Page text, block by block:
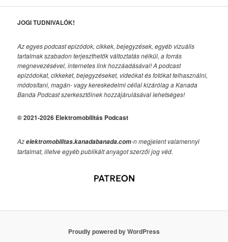
JOGI TUDNIVALÓK!
Az egyes podcast epizódok, cikkek, bejegyzések, egyéb vizuális
tartalmak szabadon terjeszthetők változtatás nélkül, a forrás
megnevezésével, internetes link hozzáadásával!A podcast
epizódokat, cikkeket, bejegyzéseket, videókat és fotókat felhasználni,
módosítani, magán- vagy kereskedelmi céllal kizárólag a Kanada
Banda Podcast szerkesztőinek hozzájárulásával lehetséges!
© 2021-2026 Elektromobilitás Podcast
Azelektromobilitas.kanadabanada.com-n megjelent valamennyi
tartalmat, illetve egyéb publikált anyagot szerzői jog véd.
Proudly powered by WordPress